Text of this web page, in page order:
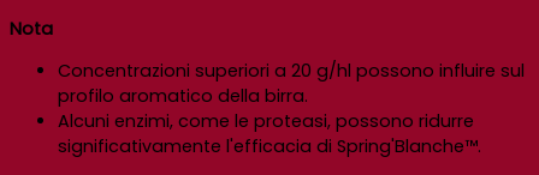
Nota
Concentrazioni superiori a 20 g/hl possono influire sul
profilo aromatico della birra.
Alcuni enzimi, come le proteasi, possono ridurre
significativamente l'efficacia di Spring'Blanche™.